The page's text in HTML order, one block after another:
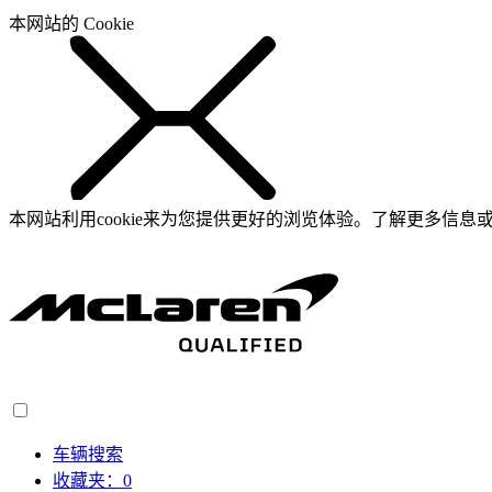
本网站的 Cookie
本网站利用cookie来为您提供更好的浏览体验。了解更多信息
车辆搜索
收藏夹： 0